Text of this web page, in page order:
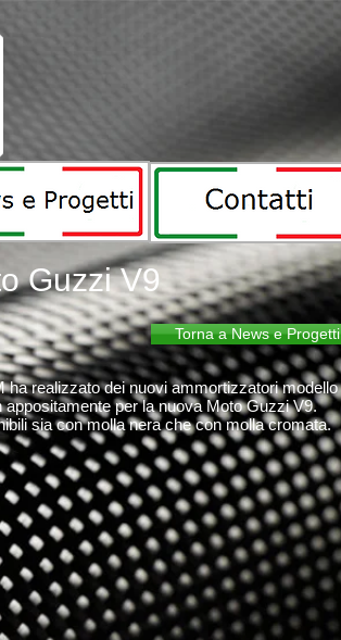
Guzzi V9
Torna a News e Progetti
ha realizzato dei nuovi ammortizzatori modello
appositamente per la nuova Moto Guzzi V9.
sia con molla nera che con molla cromata.